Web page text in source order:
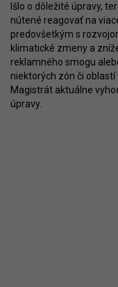
Išlo o dôležité úpravy,
nútené reagovať na
predovšetkým s
klimatické zmeny a
reklamného smogu
niektorých zón či oblastí
Magistrát aktuálne
úpravy.